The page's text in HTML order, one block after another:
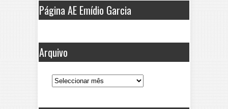
Página AE Emídio Garcia
Arquivo
Arquivo